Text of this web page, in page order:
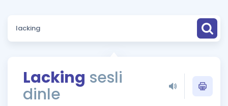
Sözlük
Rehberlik Aracı
ÖSYM Sınav Takvimi
Hakkımızda
Lacking sesli
dinle